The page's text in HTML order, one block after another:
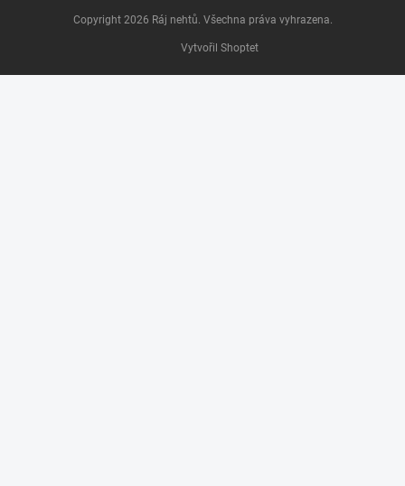
Vytvořil Shoptet
Copyright 2026 Ráj nehtů. Všechna práva vyhrazena.